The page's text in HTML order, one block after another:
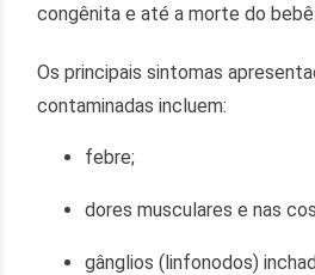
congênita e até a morte do bebê.
Os principais sintomas
contaminadas incluem:
febre;
dores musculares e nas
gânglios (linfonodos)